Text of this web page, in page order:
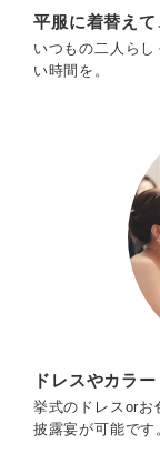
平服に着替え
いつもの二人ら
い時間を。
ドレスやカラ
挙式のドレスorお
披露宴が可能です